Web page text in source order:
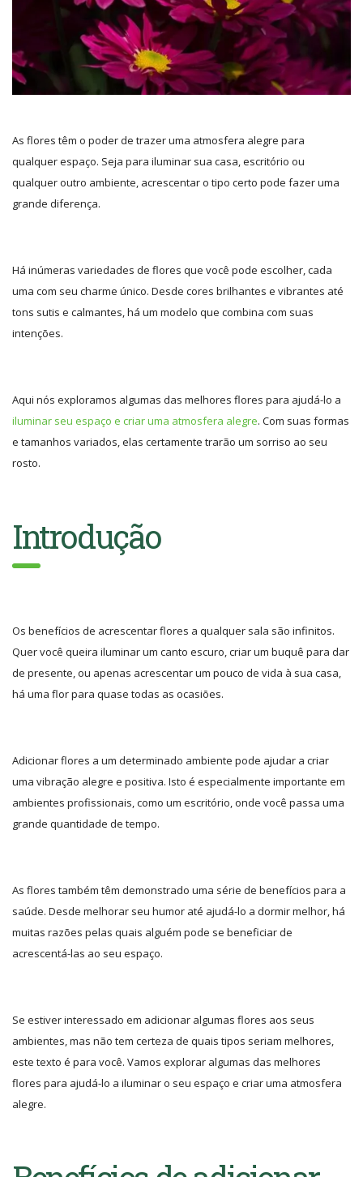
As flores têm o poder de trazer uma atmosfera alegre para
qualquer espaço. Seja para iluminar sua casa, escritório ou
qualquer outro ambiente, acrescentar o tipo certo pode fazer uma
grande diferença.
Há inúmeras variedades de flores que você pode escolher, cada
uma com seu charme único. Desde cores brilhantes e vibrantes até
tons sutis e calmantes, há um modelo que combina com suas
intenções.
Aqui nós exploramos algumas das melhores flores para ajudá-lo a
iluminar seu espaço e criar uma atmosfera alegre. Com suas formas
e tamanhos variados, elas certamente trarão um sorriso ao seu
rosto.
Introdução
Os benefícios de acrescentar flores a qualquer sala são infinitos.
Quer você queira iluminar um canto escuro, criar um buquê para dar
de presente, ou apenas acrescentar um pouco de vida à sua casa,
há uma flor para quase todas as ocasiões.
Adicionar flores a um determinado ambiente pode ajudar a criar
uma vibração alegre e positiva. Isto é especialmente importante em
ambientes profissionais, como um escritório, onde você passa uma
grande quantidade de tempo.
As flores também têm demonstrado uma série de benefícios para a
saúde. Desde melhorar seu humor até ajudá-lo a dormir melhor, há
muitas razões pelas quais alguém pode se beneficiar de
acrescentá-las ao seu espaço.
Se estiver interessado em adicionar algumas flores aos seus
ambientes, mas não tem certeza de quais tipos seriam melhores,
este texto é para você. Vamos explorar algumas das melhores
flores para ajudá-lo a iluminar o seu espaço e criar uma atmosfera
alegre.